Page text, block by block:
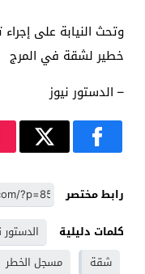
وتحث النيابة على
خطير لشقة في المرج
– الدستور نيوز
رابط مختصر
كلمات دليلية
الدستور
شقة
مسجل الخطر